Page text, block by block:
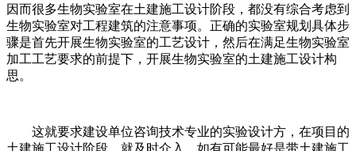
因而很多生物实验室在土建施工设计阶段，都没有综合考虑到
生物实验室对工程建筑的注意事项。正确的实验室规划具体步
骤是首先开展生物实验室的工艺设计，然后在满足生物实验室
加工工艺要求的前提下，开展生物实验室的土建施工设计构
思。
这就要求建设单位咨询技术专业的实验设计方，在项目的
土建施工设计阶段，就及时介入。如有可能最好是带土建施工